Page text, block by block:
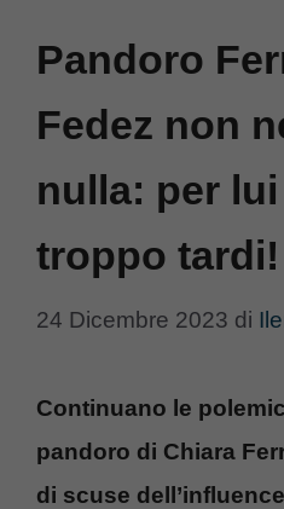
Pandoro
Fedez non
nulla: per
troppo tardi!
24 Dicembre 2023 di
Continuano le
pandoro di Chiara
di scuse